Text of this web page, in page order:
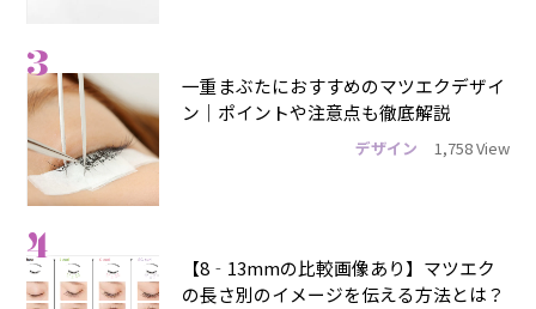
3
一重まぶたにおすすめのマツエクデザイ
ン｜ポイントや注意点も徹底解説
デザイン 1,758 View
4
【8‐13mmの比較画像あり】マツエク
の長さ別のイメージを伝える方法とは？